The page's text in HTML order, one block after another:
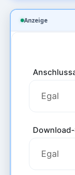
Anzeige